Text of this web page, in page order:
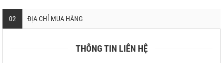
02 ĐỊA CHỈ MUA HÀNG
THÔNG TIN LIÊN HỆ